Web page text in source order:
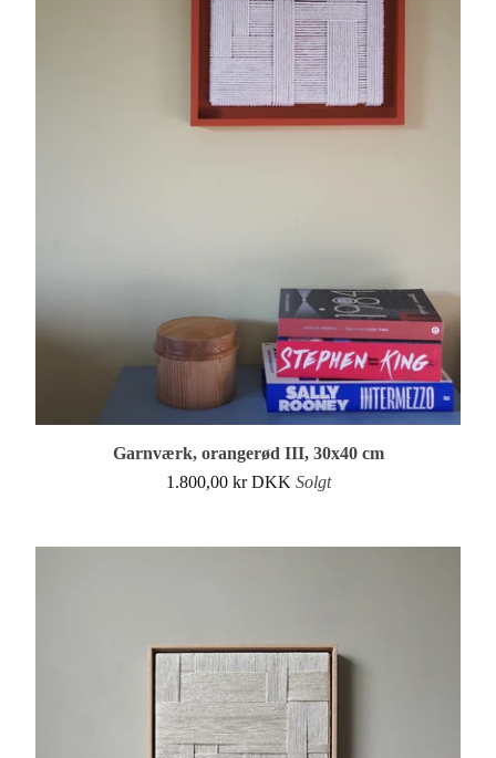
Garnværk, orangerød III, 30x40 cm
1.800,00 kr DKK Solgt